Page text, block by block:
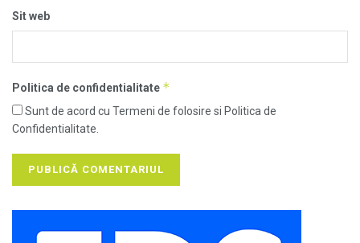
Sit web
Politica de confidentialitate *
Sunt de acord cu Termeni de folosire si Politica de
Confidentialitate.